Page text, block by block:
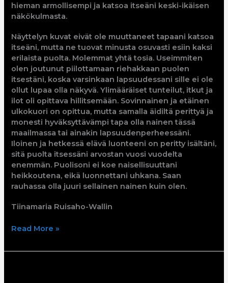
hieman armollisempi ja katsoa itseäni keski-ikäisen
näkökulmasta.
Näyttelyn kuvat eivät ole muuttaneet tapaani katsoa
itseäni, mutta ne tuovat minusta osuvasti esiin kaksi
erilaista puolta. Molemmat yhtä tosia. Useimmiten
olen joutunut piilottamaan riehakkaan puolen
itsestäni, koska varsinkaan lapsuudessani sille ei ole
ollut lupaa olla näkyvä. Ylimääräiset tunteilut, itkut ja
ilot oli opittava hillitsemään. Sovinnainen ja etäinen
ulkokuori on opittua, mutta samalla äidiltä perittyä ja
monesti hyväksyttävämpi tapa olla nainen tässä
maailmassa tai ainakin lapsuudenperheessäni.
Iloinen ja hetkessä elävä luonteeni on peritty isältäni,
sitä puolta itsessäni arvostan vuosi vuodelta
enemmän. Puolisoni ei koe naisellisuuttani
heikkoutena, eikä luonnettani uhkana. Saan
rauhassa olla juuri sellainen nainen kuin olen.
Tiinamaria Ruisaho-Wallin
Read More »